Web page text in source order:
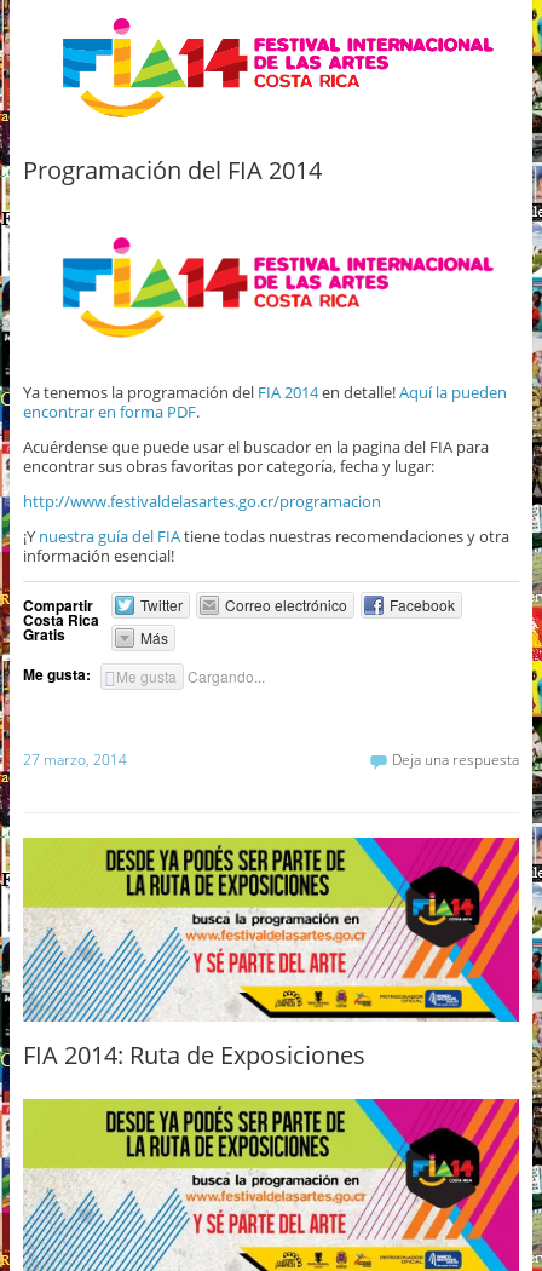
Programación del FIA 2014
Ya tenemos la programación del FIA 2014en detalle!Aquí la pueden
encontrar en forma PDF.
Acuérdense que puede usar el buscador en la pagina del FIA para
encontrar sus obras favoritas por categoría, fecha y lugar:
http://www.festivaldelasartes.go.cr/programacion
¡Y nuestra guía del FIAtiene todas nuestras recomendaciones y otra
información esencial!
Compartir
Costa Rica
Gratis
Twitter Correo electrónico
Facebook
Más
Me gusta: Me gusta Cargando...
27 marzo, 2014 Deja una respuesta
FIA 2014: Ruta de Exposiciones